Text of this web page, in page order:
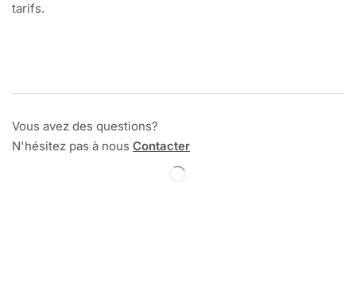
tarifs.
Vous avez des questions?
N'hésitez pas à nous Contacter